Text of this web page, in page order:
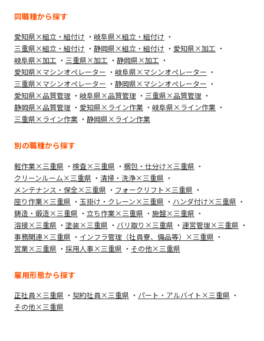
同職種から探す
愛知県×組立・組付け
岐阜県×組立・組付け
三重県×組立・組付け
静岡県×組立・組付け
愛知県×加工
岐阜県×加工
三重県×加工
静岡県×加工
愛知県×マシンオペレーター
岐阜県×マシンオペレーター
三重県×マシンオペレーター
静岡県×マシンオペレーター
愛知県×品質管理
岐阜県×品質管理
三重県×品質管理
静岡県×品質管理
愛知県×ライン作業
岐阜県×ライン作業
三重県×ライン作業
静岡県×ライン作業
別の職種から探す
軽作業×三重県 検査×三重県
梱包・仕分け×三重県
クリーンルーム×三重県
清掃・洗浄×三重県
メンテナンス・保全×三重県
フォークリフト×三重県
座り作業×三重県
玉掛け・クレーン×三重県
ハンダ付け×三重県
鋳造・鍛造×三重県
立ち作業×三重県
施盤×三重県
溶接×三重県
塗装×三重県 バリ取り×三重県
運営管理×三重県
事務関連×三重県
インフラ管理（社員寮、備品等）×三重県
営業×三重県
採用人事×三重県 その他×三重県
雇用形態から探す
正社員×三重県 契約社員×三重県
パート・アルバイト×三重県
その他×三重県